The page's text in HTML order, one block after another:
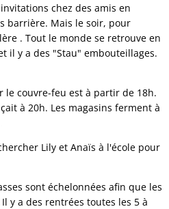
chez des amis en
barrière. Mais le soir, pour
. Tout le monde se retrouve en
il y a des "Stau" embouteillages.
le couvre-feu est à partir de 18h.
à 20h. Les magasins ferment à
Lily et Anaïs à l'école pour
sont échelonnées afin que les
y a des rentrées toutes les 5 à